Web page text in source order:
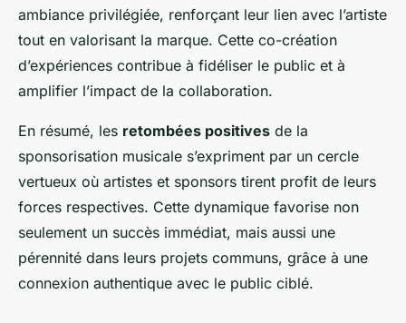
ambiance privilégiée, renforçant leur lien avec l’artiste
tout en valorisant la marque. Cette co-création
d’expériences contribue à fidéliser le public et à
amplifier l’impact de la collaboration.
En résumé, les retombées positives de la
sponsorisation musicale s’expriment par un cercle
vertueux où artistes et sponsors tirent profit de leurs
forces respectives. Cette dynamique favorise non
seulement un succès immédiat, mais aussi une
pérennité dans leurs projets communs, grâce à une
connexion authentique avec le public ciblé.